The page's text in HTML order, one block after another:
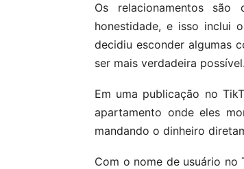
Os relacionamentos
honestidade, e isso inclui
decidiu esconder algumas
ser mais verdadeira possível.
Em uma publicação no
apartamento onde eles
mandando o dinheiro
Com o nome de usuário no